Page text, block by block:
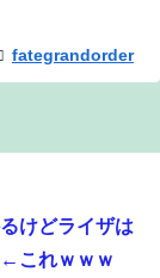
fategrandorder
けどライザは
これｗｗｗ